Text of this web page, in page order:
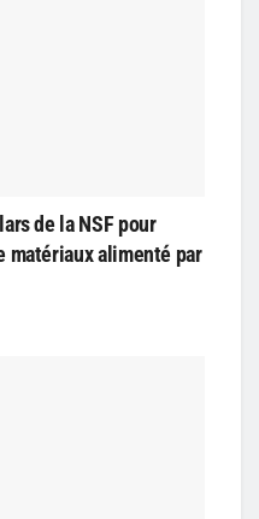
de la NSF pour
matériaux alimenté par